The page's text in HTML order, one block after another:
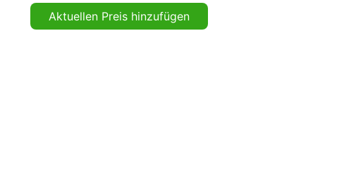
Aktuellen Preis hinzufügen